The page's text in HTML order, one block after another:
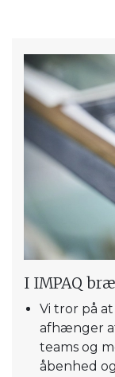
I IMPAQ
Vi tror på
afhænger
teams og
åbenhed